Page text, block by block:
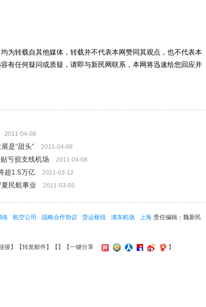
转载自其他媒体，转载并不代表本网赞同其观点，也不代表本
有任何疑问或质疑，请即与新民网联系，本网将迅速给您回应并
2011-04-08
是“甜头” 2011-04-08
亏损支线机场 2011-04-08
超1.5万亿 2011-03-12
民航事业 2011-03-05
责任编辑：魏新民
络 航空公司 战略合作协议 货运枢纽 浦东机场
上海
接】【转发邮件】【 】 【一键分享 】